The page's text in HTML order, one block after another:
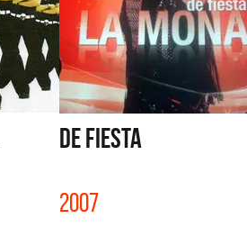
DE FIESTA
2007